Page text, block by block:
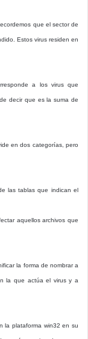
que el sector de
Estos virus residen en
a los virus que
decir que es la suma de
en dos categorías, pero
las tablas que indican el
aquellos archivos que
la forma de nombrar a
la que actúa el virus y a
la plataforma win32 en su